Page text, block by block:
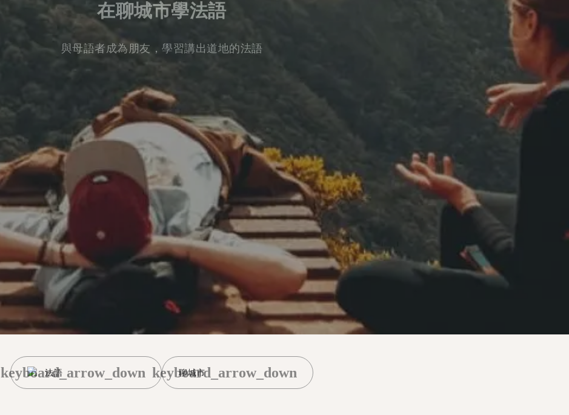
在聊城市學法語
與母語者成為朋友，學習講出道地的法語
法語
keyboard_arrow_down 聊城市
keyboard_arrow_down